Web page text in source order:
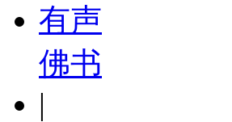
有声
佛书
|